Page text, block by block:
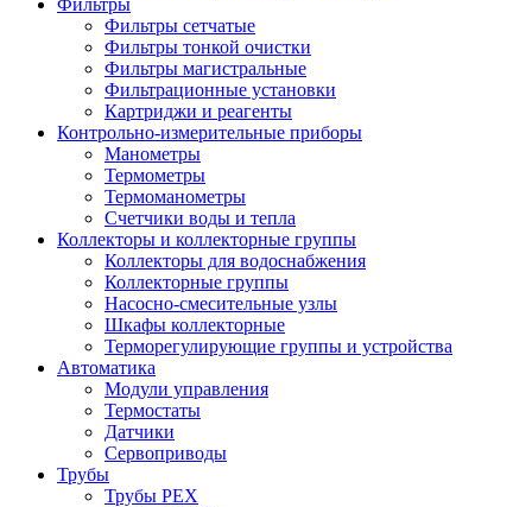
Фильтры сетчатые
Фильтры тонкой очистки
Фильтры магистральные
Фильтрационные установки
Картриджи и реагенты
Контрольно-измерительные приборы
Манометры
Термометры
Термоманометры
Счетчики воды и тепла
Коллекторы и коллекторные группы
Коллекторы для водоснабжения
Коллекторные группы
Насосно-смесительные узлы
Шкафы коллекторные
Терморегулирующие группы и устройства
Автоматика
Модули управления
Термостаты
Датчики
Сервоприводы
Трубы
Трубы PEX